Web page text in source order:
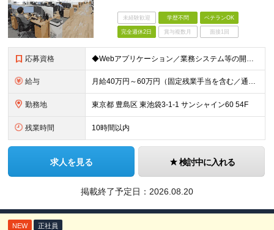
未経験歓迎 学歴不問 ベテランOK
完全週休2日 賞与複数月 面接1回
応募資格 ◆Webアプリケーション／業務システム等の開発実務経験：5年以上 ◆AIを活用した開発実務経験：1年以上 ◆日本国内在住の方
給与 月給40万円～60万円（固定残業手当を含む／通勤手当は別途支給） 想定年収480万円～720万円 ※固定残業手当は時間外労働の有無に関わらず40時間相当分、月額9万6千円～14万3千円を支給 （40
勤務地 東京都 豊島区 東池袋3-1-1 サンシャイン60 54F
残業時間 10時間以内
求人を見る 検討中に入れる
掲載終了予定日： 2026.08.20
NEW 正社員